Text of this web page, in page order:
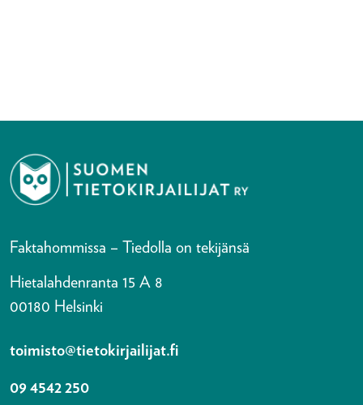
Faktahommissa – Tiedolla on tekijänsä
Hietalahdenranta 15 A 8
00180 Helsinki
toimisto@tietokirjailijat.fi
09 4542 250